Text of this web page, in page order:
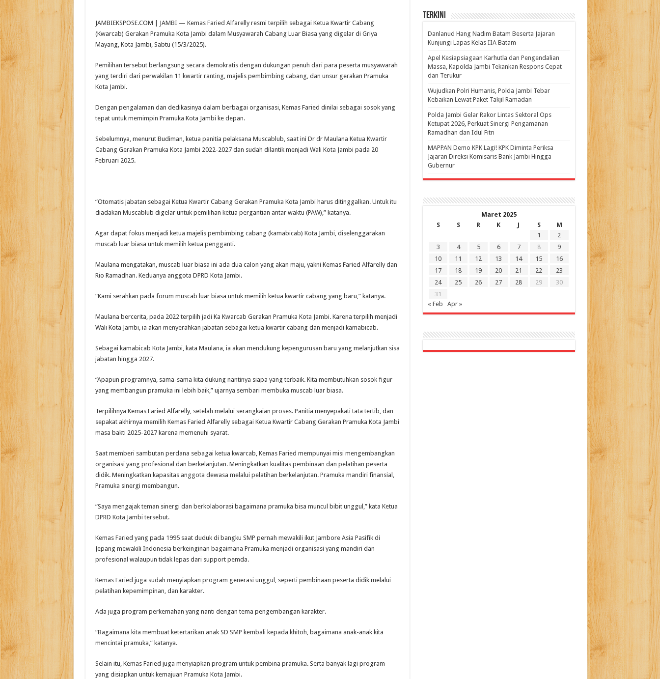
JAMBIEKSPOSE.COM | JAMBI — Kemas Faried Alfarelly resmi terpilih sebagai Ketua Kwartir Cabang
(Kwarcab) Gerakan Pramuka Kota Jambi dalam Musyawarah Cabang Luar Biasa yang digelar di Griya
Mayang, Kota Jambi, Sabtu (15/3/2025).
Pemilihan tersebut berlangsung secara demokratis dengan dukungan penuh dari para peserta musyawarah
yang terdiri dari perwakilan 11 kwartir ranting, majelis pembimbing cabang, dan unsur gerakan Pramuka
Kota Jambi.
Dengan pengalaman dan dedikasinya dalam berbagai organisasi, Kemas Faried dinilai sebagai sosok yang
tepat untuk memimpin Pramuka Kota Jambi ke depan.
Sebelumnya, menurut Budiman, ketua panitia pelaksana Muscablub, saat ini Dr dr Maulana Ketua Kwartir
Cabang Gerakan Pramuka Kota Jambi 2022-2027 dan sudah dilantik menjadi Wali Kota Jambi pada 20
Februari 2025.
“Otomatis jabatan sebagai Ketua Kwartir Cabang Gerakan Pramuka Kota Jambi harus ditinggalkan. Untuk itu
diadakan Muscablub digelar untuk pemilihan ketua pergantian antar waktu (PAW),” katanya.
Agar dapat fokus menjadi ketua majelis pembimbing cabang (kamabicab) Kota Jambi, diselenggarakan
muscab luar biasa untuk memilih ketua pengganti.
Maulana mengatakan, muscab luar biasa ini ada dua calon yang akan maju, yakni Kemas Faried Alfarelly dan
Rio Ramadhan. Keduanya anggota DPRD Kota Jambi.
“Kami serahkan pada forum muscab luar biasa untuk memilih ketua kwartir cabang yang baru,” katanya.
Maulana bercerita, pada 2022 terpilih jadi Ka Kwarcab Gerakan Pramuka Kota Jambi. Karena terpilih menjadi
Wali Kota Jambi, ia akan menyerahkan jabatan sebagai ketua kwartir cabang dan menjadi kamabicab.
Sebagai kamabicab Kota Jambi, kata Maulana, ia akan mendukung kepengurusan baru yang melanjutkan sisa
jabatan hingga 2027.
“Apapun programnya, sama-sama kita dukung nantinya siapa yang terbaik. Kita membutuhkan sosok figur
yang membangun pramuka ini lebih baik,” ujarnya sembari membuka muscab luar biasa.
Terpilihnya Kemas Faried Alfarelly, setelah melalui serangkaian proses. Panitia menyepakati tata tertib, dan
sepakat akhirnya memilih Kemas Faried Alfarelly sebagai Ketua Kwartir Cabang Gerakan Pramuka Kota Jambi
masa bakti 2025-2027 karena memenuhi syarat.
Saat memberi sambutan perdana sebagai ketua kwarcab, Kemas Faried mempunyai misi mengembangkan
organisasi yang profesional dan berkelanjutan. Meningkatkan kualitas pembinaan dan pelatihan peserta
didik. Meningkatkan kapasitas anggota dewasa melalui pelatihan berkelanjutan. Pramuka mandiri finansial,
Pramuka sinergi membangun.
“Saya mengajak teman sinergi dan berkolaborasi bagaimana pramuka bisa muncul bibit unggul,” kata Ketua
DPRD Kota Jambi tersebut.
Kemas Faried yang pada 1995 saat duduk di bangku SMP pernah mewakili ikut Jambore Asia Pasifik di
Jepang mewakili Indonesia berkeinginan bagaimana Pramuka menjadi organisasi yang mandiri dan
profesional walaupun tidak lepas dari support pemda.
Kemas Faried juga sudah menyiapkan program generasi unggul, seperti pembinaan peserta didik melalui
pelatihan kepemimpinan, dan karakter.
Ada juga program perkemahan yang nanti dengan tema pengembangan karakter.
“Bagaimana kita membuat ketertarikan anak SD SMP kembali kepada khitoh, bagaimana anak-anak kita
mencintai pramuka,” katanya.
Selain itu, Kemas Faried juga menyiapkan program untuk pembina pramuka. Serta banyak lagi program
yang disiapkan untuk kemajuan Pramuka Kota Jambi.
Terkini
Danlanud Hang Nadim Batam Beserta Jajaran
Kunjungi Lapas Kelas IIA Batam
Apel Kesiapsiagaan Karhutla dan Pengendalian
Massa, Kapolda Jambi Tekankan Respons Cepat
dan Terukur
Wujudkan Polri Humanis, Polda Jambi Tebar
Kebaikan Lewat Paket Takjil Ramadan
Polda Jambi Gelar Rakor Lintas Sektoral Ops
Ketupat 2026, Perkuat Sinergi Pengamanan
Ramadhan dan Idul Fitri
‎MAPPAN Demo KPK Lagi! KPK Diminta Periksa
Jajaran Direksi Komisaris Bank Jambi Hingga
Gubernur ‎
Maret 2025
S
S R K J S
M
1
2
3
4 5 6 7 8
9
10
11 12 13 14 15
16
17
18 19 20 21 22
23
24
25 26 27 28 29
30
31
« Feb
Apr »